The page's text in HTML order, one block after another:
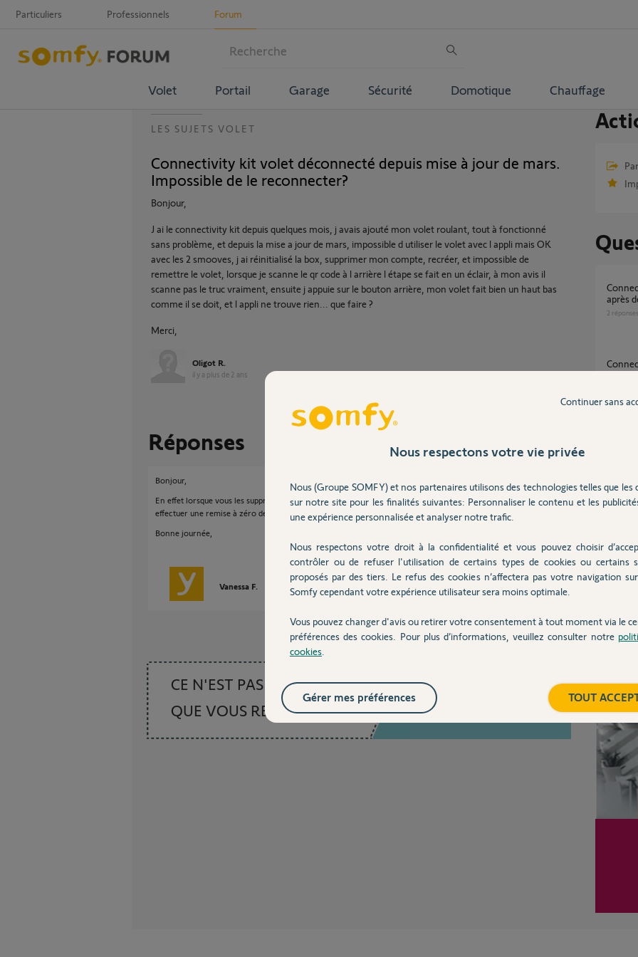
Particuliers Professionnels Forum
Volet Portail Garage Sécurité Domotique Chauffage
LES SUJETS VOLET
Connectivity kit volet déconnecté depuis mise à jour de mars.
Impossible de le reconnecter?
Bonjour,
J ai le connectivity kit depuis quelques mois, j avais ajouté mon volet roulant, tout à fonctionné
sans problème, et depuis la mise a jour de mars, impossible d utiliser le volet avec l appli mais OK
avec les 2 smooves, j ai réinitialisé la box, supprimer mon compte, recréer, et impossible de
remettre le volet, lorsque je scanne le qr code à l arrière l étape se fait en un éclair, à mon avis il
scanne pas le truc vraiment, ensuite j appuie sur le bouton arrière, mon volet fait bien un haut bas
comme il se doit, et l appli ne trouve rien... que faire ?
Merci,
Oligot R.
il y a plus de 2 ans
Réponses
Bonjour,
En effet lorsque vous les supprimer il est impossible de les appairer de nouveau sans
effectuer une remise à zéro de vos moteurs car ils ont une clé de sécurité Io.
Bonne journée,
Vanessa F. il y a plus de 2 ans
CE N'EST PAS CE
QUE VOUS RECHERCHEZ
Posez votre question
Connectivity Kit bloquée à la mise à jour
après
2 réponses
Connectivity Kit ne se connecte plus depuis
Kit et
7réponses
Nous respectons votre vie privée
Nous (Groupe SOMFY) et nos partenaires utilisons des technologies telles que les
sur notre site pour les finalités suivantes: Personnaliser le contenu et les
une expérience personnalisée et analyser notre trafic.
Nous respectons votre droit à la confidentialité et vous pouvez choisir
contrôler ou de refuser l'utilisation de certains types de cookies ou certains
proposés par des tiers. Le refus des cookies n’affectera pas votre navigation
Somfy cependant votre expérience utilisateur sera moins optimale.
Vous pouvez changer d'avis ou retirer votre consentement à tout moment via le
préférences des cookies. Pour plus d’informations, veuillez consulter notre
cookies
Continuer sans
TOUT
Gérer mes préférences